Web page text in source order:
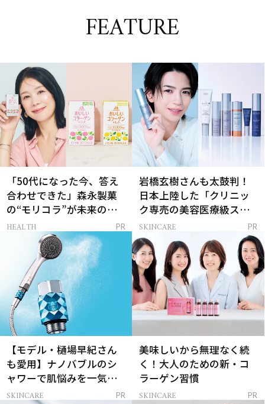
FEATURE
「50代になった今、答え
合わせできた」森永製菓
の“モリコラ”が未来のキ
レイを連れてくる！
HEALTH PR
岩橋玄樹さんも太鼓判！
日本上陸した「クリニッ
ク専売の美容医療級スキ
ンケア」
SKINCARE PR
【モデル・樋場早紀さん
も愛用】ナノバブルのシ
ャワーで肌悩みを一気に
解決
SKINCARE PR
美味しいから無理なく続
く！大人のための新・コ
ラーゲン習慣
SKINCARE PR